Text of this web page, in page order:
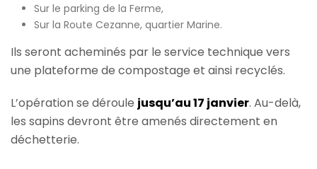
Sur le parking de la Ferme,
Sur la Route Cezanne, quartier Marine.
Ils seront acheminés par le service technique vers
une plateforme de compostage et ainsi recyclés.
L’opération se déroule jusqu’au 17 janvier. Au-delà,
les sapins devront être amenés directement en
déchetterie.